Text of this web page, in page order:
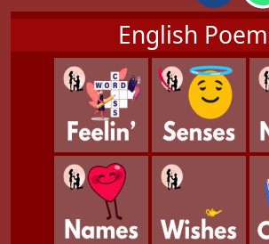
English